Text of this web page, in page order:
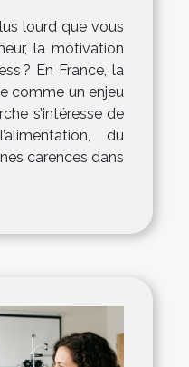
lourd que vous
la motivation
? En France, la
comme un enjeu
s’intéresse de
du
carences dans